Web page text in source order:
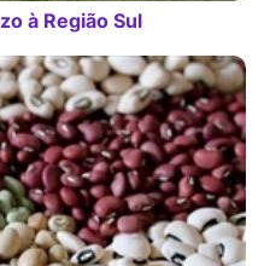
à Região Sul